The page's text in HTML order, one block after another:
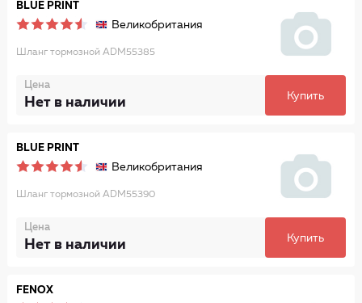
BLUE PRINT
Великобритания
Шланг тормозной ADM55385
Цена
Нет в наличии Купить
BLUE PRINT
Великобритания
Шланг тормозной ADM55390
Цена
Нет в наличии Купить
FENOX